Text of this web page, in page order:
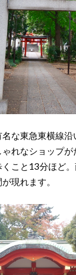
な東急東横線
れなショップ
こと13分ほど
現れます。